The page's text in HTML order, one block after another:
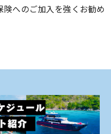
へのご加入を強くお勧め